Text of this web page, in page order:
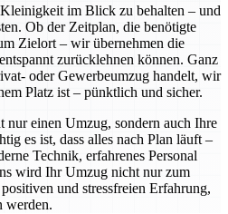
im Blick zu behalten – und
Ob der Zeitplan, die benötigte
Zielort – wir übernehmen die
zurücklehnen können. Ganz
oder Gewerbeumzug handelt, wir
Platz ist – pünktlich und sicher.
nur einen Umzug, sondern auch Ihre
es ist, dass alles nach Plan läuft –
Technik, erfahrenes Personal
wird Ihr Umzug nicht nur zum
und stressfreien Erfahrung,
werden.